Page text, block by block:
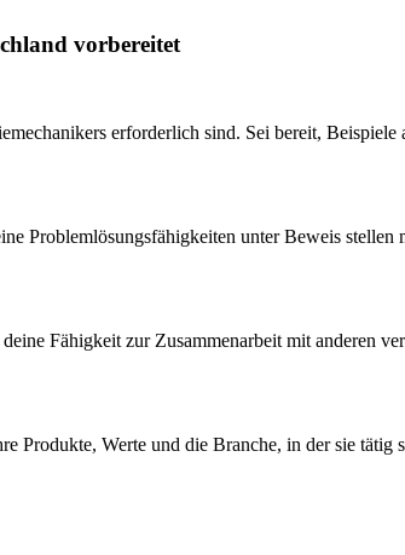
vorbereitet
erforderlich sind. Sei bereit,
Problemlösungsfähigkeiten unter Beweis
Fähigkeit zur Zusammenarbeit mit anderen
Produkte, Werte und die Branche, in der sie